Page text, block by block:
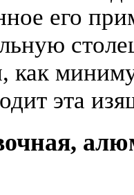
его
эта